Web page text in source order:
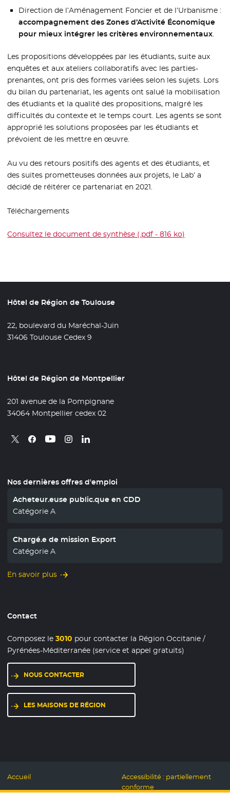
Direction de l’Aménagement Foncier et de l’Urbanisme :
accompagnement des Zones d’Activité Économique
pour mieux intégrer les critères environnementaux.
Les propositions développées par les étudiants, suite aux
enquêtes et aux ateliers collaboratifs avec les parties-
prenantes, ont pris des formes variées selon les sujets. Lors
du bilan du partenariat, les agents ont salué la mobilisation
des étudiants et la qualité des propositions, malgré les
difficultés du contexte et le temps court. Les agents se sont
approprié les solutions proposées par les étudiants et
prévoient de les mettre en œuvre.
Au vu des retours positifs des agents et des étudiants, et
des suites prometteuses données aux projets, le Lab’ a
décidé de réitérer ce partenariat en 2021.
Téléchargements
Consultez le document de synthèse (.pdf - 816 ko)
Hôtel de Région de Toulouse
22, boulevard du Maréchal-Juin
31406 Toulouse Cedex 9
Hôtel de Région de Montpellier
201 avenue de la Pompignane
34064 Montpellier cedex 02
Retrouvez nous sur X
- Nouvelle fenêtre
Retrouvez nous sur Facebook
- Nouvelle fenêtre
Retrouvez nous sur Youtube
- Nouvelle fenêtre
Retrouvez nous sur Instagram
- Nouvelle fenêtre
Retrouvez nous sur Linkedin
- Nouvelle fenêtre
Nos dernières offres d'emploi
Acheteur.euse public.que en CDD
Catégorie A
Chargé.e de mission Export
Catégorie A
En savoir plus
Contact
Composez le3010 pour contacter la Région Occitanie /
Pyrénées-Méditerranée (service et appel gratuits)
NOUS CONTACTER
LES MAISONS DE RÉGION
Accueil
Accessibilité : partiellement
conforme